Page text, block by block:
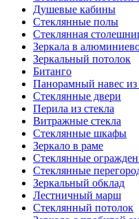
Душевые кабины
Стеклянные полы
Стеклянная
Зеркала в
Зеркальный потолок
Битанго
Панорамный навес из
Стеклянные двери
Перила из стекла
Витражные стекла
Стеклянные шкафы
Зеркало в раме
Стеклянные
Стеклянные
Зеркальный обклад
Лестничный марш
Стеклянный потолок